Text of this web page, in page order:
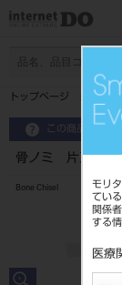
モリ
てい
関係
する
医療
トップページ 骨ノ
この商品に関す
骨ノミ 片刃 角
Bone Chisel